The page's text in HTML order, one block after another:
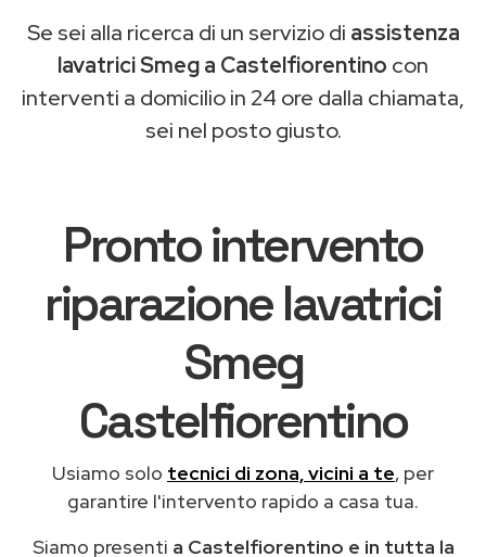
Se sei alla ricerca di un servizio di assistenza
lavatrici Smeg a Castelfiorentino con
interventi a domicilio in 24 ore dalla chiamata,
sei nel posto giusto.
Pronto intervento
riparazione lavatrici
Smeg
Castelfiorentino
Usiamo solo tecnici di zona, vicini a te, per
garantire l'intervento rapido a casa tua.
Siamo presenti a Castelfiorentino e in tutta la